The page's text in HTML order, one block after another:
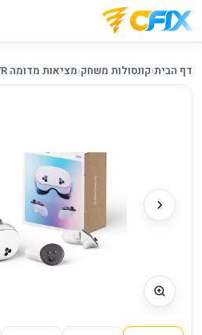
דף הבית‹קונסולות משחק‹מציאות מדומה VR